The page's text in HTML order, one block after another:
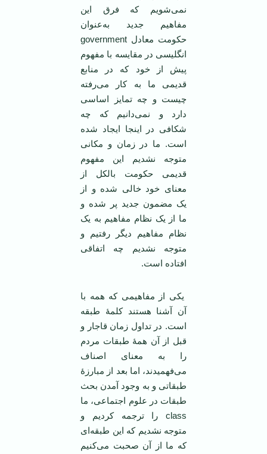
نمی‌شویم که فرق این
مفاهیم جدید به‌عنوان
حکومت معادل government
انگلیسی در مقایسه با مفهوم
پیش از خود که در منابع
قدیمی ما به کار می‌رفته
چیست و چه تمایز اساسی
دارد و نمی‌دانیم که چه
شکافی در اینجا ایجاد شده
است. ما در زمان و مکانی
متوجه نشدیم این مفهوم
قدیمی حکومت بالکل از
معنای خود خالی شده و از
یک مضمون جدید پر شده و
ما از یک نظام مفاهیم به یک
نظام مفاهیم دیگر رفتیم و
متوجه نشدیم چه اتفاقی
افتاده است.
یکی از مفاهیمی که همه با
آن آشنا هستند کلمۀ طبقه
است. در تداول زمان قاجار و
قبل از آن‌ همۀ طبقات مردم
را به معنای اصناف
می‌فهمیدند، اما بعد از مبارزۀ
طبقاتی و به وجود آمدن بحث
طبقات در علوم اجتماعی، ما
class را ترجمه کردیم و
متوجه نشدیم که این طبقه‌ای
که ما از آن صحبت می‌کنیم